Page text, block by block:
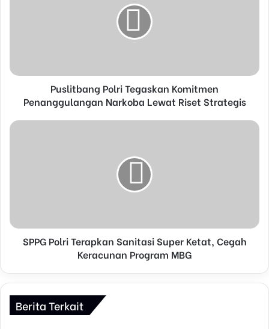
d
s
Puslitbang Polri Tegaskan Komitmen
Penanggulangan Narkoba Lewat Riset Strategis
SPPG Polri Terapkan Sanitasi Super Ketat, Cegah
Keracunan Program MBG
Berita Terkait